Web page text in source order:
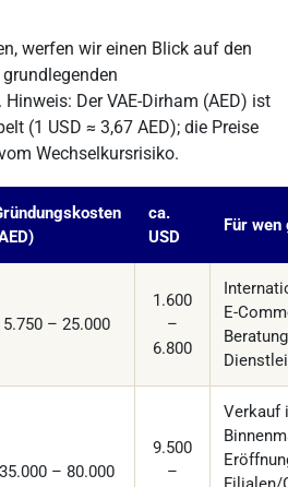
werfen wir einen Blick auf den
Der VAE-Dirham (AED) ist
(1 USD ≈ 3,67 AED); die Preise
Wechselkursrisiko.
ca.
USD
Für wen
5.750 – 25.000
1.600
–
6.800
E-
35.000 – 80.000
9.500
–
Verkauf